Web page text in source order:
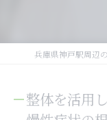
整体を活用